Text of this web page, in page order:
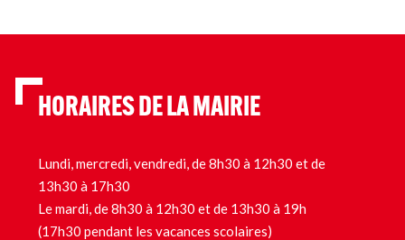
HORAIRES DE LA MAIRIE
Lundi, mercredi, vendredi, de 8h30 à 12h30 et de
13h30 à 17h30
Le mardi, de 8h30 à 12h30 et de 13h30 à 19h
(17h30 pendant les vacances scolaires)